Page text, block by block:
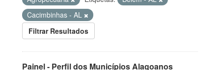
Cacimbinhas - AL
Filtrar Resultados
Painel - Perfil dos Municípios Alagoanos